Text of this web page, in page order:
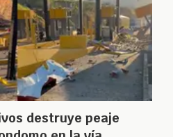
destruye peaje